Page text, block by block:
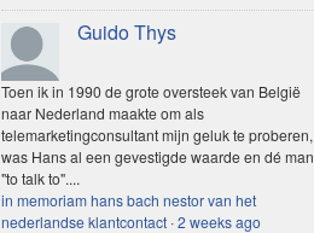
Guido Thys
Toen ik in 1990 de grote oversteek van België
naar Nederland maakte om als
telemarketingconsultant mijn geluk te proberen,
was Hans al een gevestigde waarde en dé man
"to talk to"....
in memoriam hans bach nestor van het
nederlandse klantcontact ·2 weeks ago